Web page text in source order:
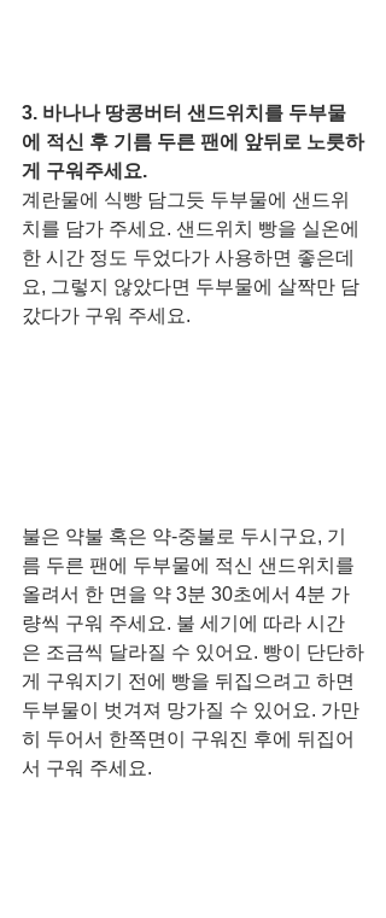
3. 바나나 땅콩버터 샌드위치를 두부물
에 적신 후 기름 두른 팬에 앞뒤로 노릇하
게 구워주세요.
계란물에 식빵 담그듯 두부물에 샌드위
치를 담가 주세요. 샌드위치 빵을 실온에
한 시간 정도 두었다가 사용하면 좋은데
요, 그렇지 않았다면 두부물에 살짝만 담
갔다가 구워 주세요.
불은 약불 혹은 약-중불로 두시구요, 기
름 두른 팬에 두부물에 적신 샌드위치를
올려서 한 면을 약 3분 30초에서 4분 가
량씩 구워 주세요. 불 세기에 따라 시간
은 조금씩 달라질 수 있어요. 빵이 단단하
게 구워지기 전에 빵을 뒤집으려고 하면
두부물이 벗겨져 망가질 수 있어요. 가만
히 두어서 한쪽면이 구워진 후에 뒤집어
서 구워 주세요.